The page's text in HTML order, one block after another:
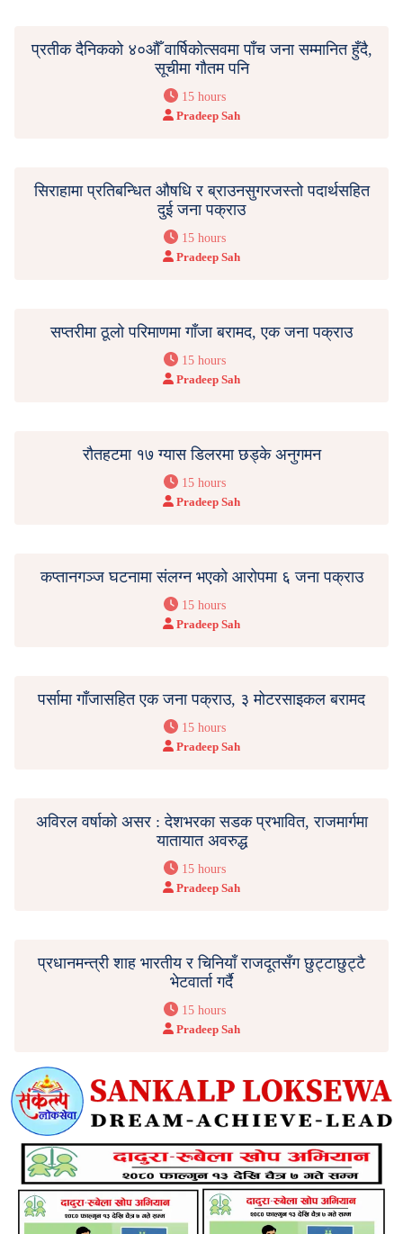
प्रतीक दैनिकको ४०औँ वार्षिकोत्सवमा पाँच जना सम्मानित हुँदै,
सूचीमा गौतम पनि
15 hours
Pradeep Sah
सिराहामा प्रतिबन्धित औषधि र ब्राउनसुगरजस्तो पदार्थसहित
दुई जना पक्राउ
15 hours
Pradeep Sah
सप्तरीमा ठूलो परिमाणमा गाँजा बरामद, एक जना पक्राउ
15 hours
Pradeep Sah
रौतहटमा १७ ग्यास डिलरमा छड्के अनुगमन
15 hours
Pradeep Sah
कप्तानगञ्ज घटनामा संलग्न भएको आरोपमा ६ जना पक्राउ
15 hours
Pradeep Sah
पर्सामा गाँजासहित एक जना पक्राउ, ३ मोटरसाइकल बरामद
15 hours
Pradeep Sah
अविरल वर्षाको असर : देशभरका सडक प्रभावित, राजमार्गमा
यातायात अवरुद्ध
15 hours
Pradeep Sah
प्रधानमन्त्री शाह भारतीय र चिनियाँ राजदूतसँग छुट्टाछुट्टै
भेटवार्ता गर्दै
15 hours
Pradeep Sah